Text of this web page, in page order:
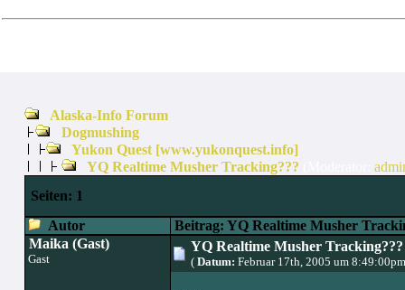
Alaska-Info Forum
Dogmushing
Yukon Quest [www.yukonquest.info]
YQ Realtime Musher Tracking???
Seiten: 1
Autor
Beitrag: YQ Realtime Musher
Maika (Gast)
Gast
YQ Realtime Musher Tracking???
(Datum: Februar 17th, 2005 um